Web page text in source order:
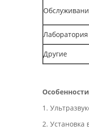
Лаборатория
Другие
1.
2.